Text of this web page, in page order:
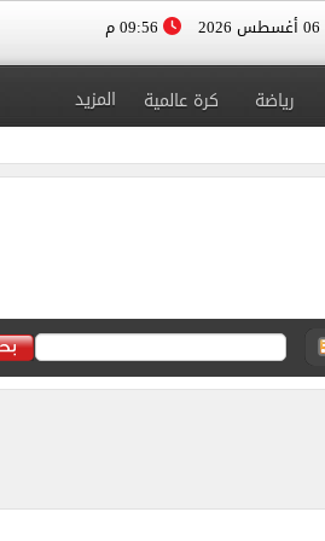
رياضة كرة عالمية المزيد